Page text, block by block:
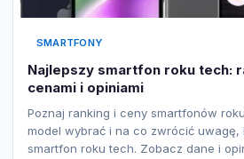
SMARTFONY
Najlepszy smartfon roku tech:
cenami i opiniami
Poznaj ranking i ceny smartfonów
model wybrać i na co zwrócić uwagę,
smartfon roku tech. Zobacz dane i